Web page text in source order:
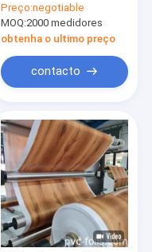
personalizado para
laminação, pressão a
vácuo, embalagem
Preço:negotiable
MOQ:2000 medidores
obtenha o ultimo preço
contacto